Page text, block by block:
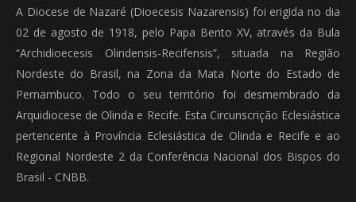
A Diocese de Nazaré (Dioecesis Nazarensis) foi erigida no dia
02 de agosto de 1918, pelo Papa Bento XV, através da Bula
“Archidioecesis Olindensis-Recifensis”, situada na Região
Nordeste do Brasil, na Zona da Mata Norte do Estado de
Pernambuco. Todo o seu território foi desmembrado da
Arquidiocese de Olinda e Recife. Esta Circunscrição Eclesiástica
pertencente à Província Eclesiástica de Olinda e Recife e ao
Regional Nordeste 2 da Conferência Nacional dos Bispos do
Brasil - CNBB.